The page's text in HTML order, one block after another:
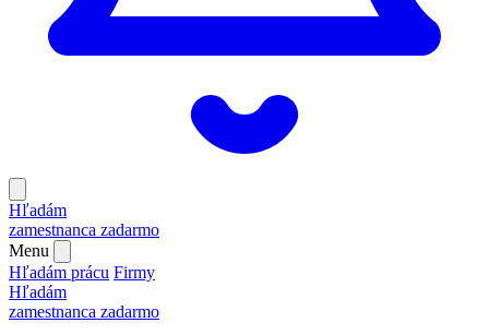
Hľadám
zamestnanca zadarmo
Menu
Hľadám prácu Firmy
Hľadám
zamestnanca zadarmo